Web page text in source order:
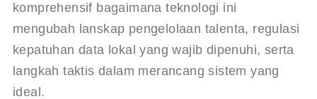
komprehensif bagaimana teknologi ini
mengubah lanskap pengelolaan talenta, regulasi
kepatuhan data lokal yang wajib dipenuhi, serta
langkah taktis dalam merancang sistem yang
ideal.